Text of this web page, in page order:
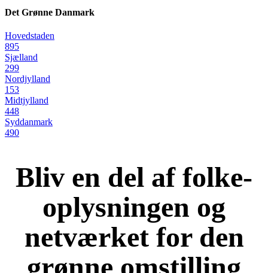
Det Grønne Danmark
Hovedstaden
895
Sjælland
299
Nordjylland
153
Midtjylland
448
Syddanmark
490
Bliv en del af folke-
oplysningen og
netværket for den
grønne omstilling